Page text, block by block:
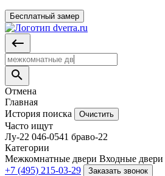
Бесплатный замер
Отмена
Главная
История поиска
Очистить
Часто ищут
Лу-22 046-0541 браво-22
Категории
Межкомнатные двери Входные двери
+7 (495) 215-03-29
Заказать звонок